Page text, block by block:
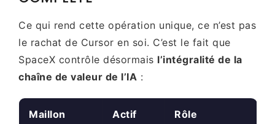
Ce qui rend cette opération unique, ce n’est pas
le rachat de Cursor en soi. C’est le fait que
SpaceX contrôle désormais l’intégralité de la
chaîne de valeur de l’IA :
Maillon Actif Rôle